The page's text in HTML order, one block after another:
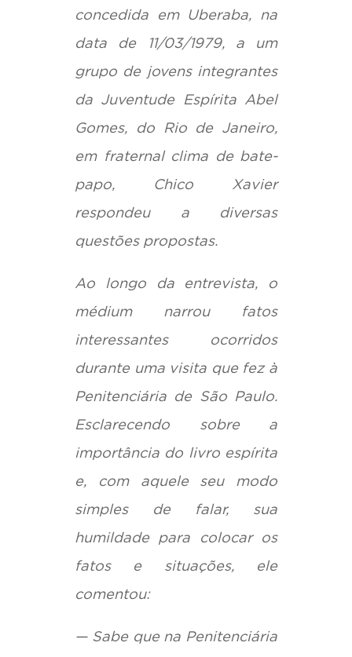
concedida em Uberaba, na
data de 11/03/1979, a um
grupo de jovens integrantes
da Juventude Espírita Abel
Gomes, do Rio de Janeiro,
em fraternal clima de bate-
papo, Chico Xavier
respondeu a diversas
questões propostas.
Ao longo da entrevista, o
médium narrou fatos
interessantes ocorridos
durante uma visita que fez à
Penitenciária de São Paulo.
Esclarecendo sobre a
importância do livro espírita
e, com aquele seu modo
simples de falar, sua
humildade para colocar os
fatos e situações, ele
comentou:
— Sabe que na Penitenciária